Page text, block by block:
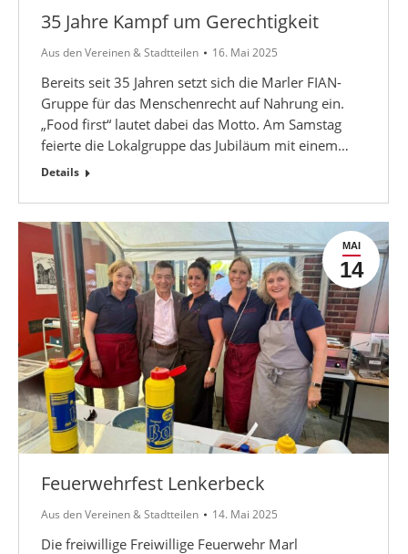
35 Jahre Kampf um Gerechtigkeit
Aus den Vereinen & Stadtteilen 16. Mai 2025
Bereits seit 35 Jahren setzt sich die Marler FIAN-
Gruppe für das Menschenrecht auf Nahrung ein.
„Food first“ lautet dabei das Motto. Am Samstag
feierte die Lokalgruppe das Jubiläum mit einem…
Details
MAI
14
Feuerwehrfest Lenkerbeck
Aus den Vereinen & Stadtteilen 14. Mai 2025
Die freiwillige Freiwillige Feuerwehr Marl